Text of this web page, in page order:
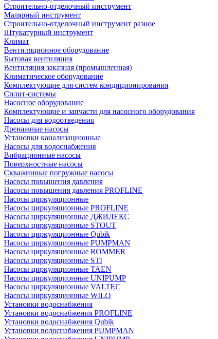
Строительно-отделочный инструмент
Малярный инструмент
Строительно-отделочный инструмент разное
Штукатурный инструмент
Климат
Вентиляционное оборудование
Бытовая вентиляция
Вентиляция заказная (промышленная)
Климатическое оборудование
Комплектующие для систем кондиционирования
Сплит-системы
Насосное оборудование
Комплектующие и запчасти для насосного оборудования
Насосы для водоотведения
Дренажные насосы
Установки канализационные
Насосы для водоснабжения
Вибрационные насосы
Поверхностные насосы
Скважинные погружные насосы
Насосы повышения давления
Насосы повышения давления PROFLINE
Насосы циркуляционные
Насосы циркуляционные PROFLINE
Насосы циркуляционные ДЖИЛЕКС
Насосы циркуляционные STOUT
Насосы циркуляционные Qubik
Насосы циркуляционные PUMPMAN
Насосы циркуляционные ROMMER
Насосы циркуляционные STI
Насосы циркуляционные TAEN
Насосы циркуляционные UNIPUMP
Насосы циркуляционные VALTEC
Насосы циркуляционные WILO
Установки водоснабжения
Установки водоснабжения PROFLINE
Установки водоснабжения Qubik
Установки водоснабжения PUMPMAN